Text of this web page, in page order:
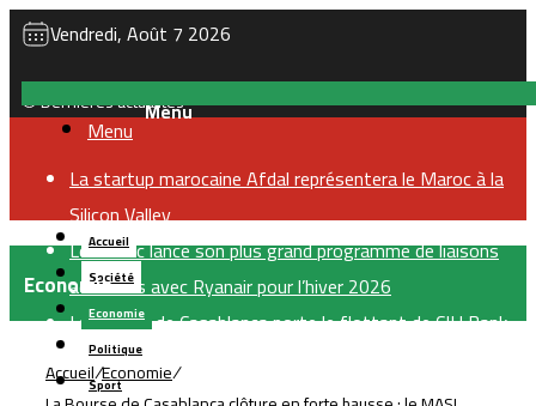
Vendredi, Août 7 2026
Dernières actualités
La startup marocaine Afdal représentera le Maroc à la
Silicon Valley
Le Maroc lance son plus grand programme de liaisons
aériennes avec Ryanair pour l’hiver 2026
La Bourse de Casablanca porte le flottant de CIH Bank
à 35 %
LabelVie lève 500 millions de dirhams via une émission
Menu
Accueil
Société
Economie
Politique
Sport
Economie
Accueil/Economie/